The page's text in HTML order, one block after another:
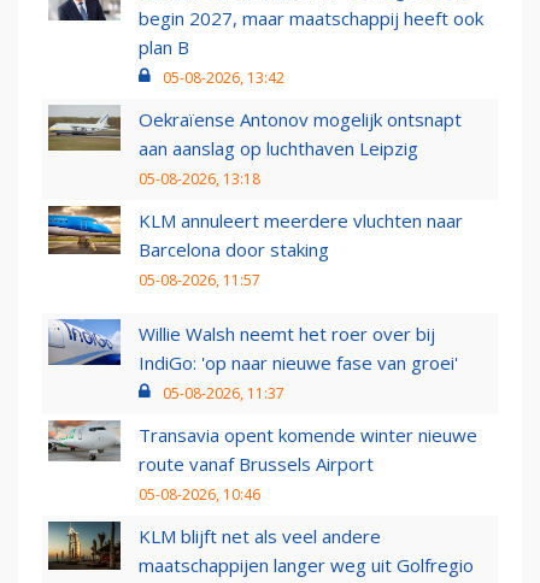
begin 2027, maar maatschappij heeft ook
plan B
05-08-2026, 13:42
Oekraïense Antonov mogelijk ontsnapt
aan aanslag op luchthaven Leipzig
05-08-2026, 13:18
KLM annuleert meerdere vluchten naar
Barcelona door staking
05-08-2026, 11:57
Willie Walsh neemt het roer over bij
IndiGo: 'op naar nieuwe fase van groei'
05-08-2026, 11:37
Transavia opent komende winter nieuwe
route vanaf Brussels Airport
05-08-2026, 10:46
KLM blijft net als veel andere
maatschappijen langer weg uit Golfregio